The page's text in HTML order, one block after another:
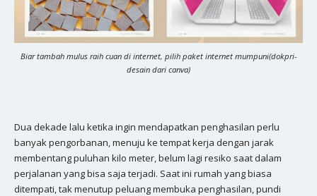
Biar tambah mulus raih cuan di internet, pilih paket internet mumpuni(dokpri-
desain dari canva)
Dua dekade lalu ketika ingin mendapatkan penghasilan perlu
banyak pengorbanan, menuju ke tempat kerja dengan jarak
membentang puluhan kilo meter, belum lagi resiko saat dalam
perjalanan yang bisa saja terjadi. Saat ini rumah yang biasa
ditempati, tak menutup peluang membuka penghasilan, pundi